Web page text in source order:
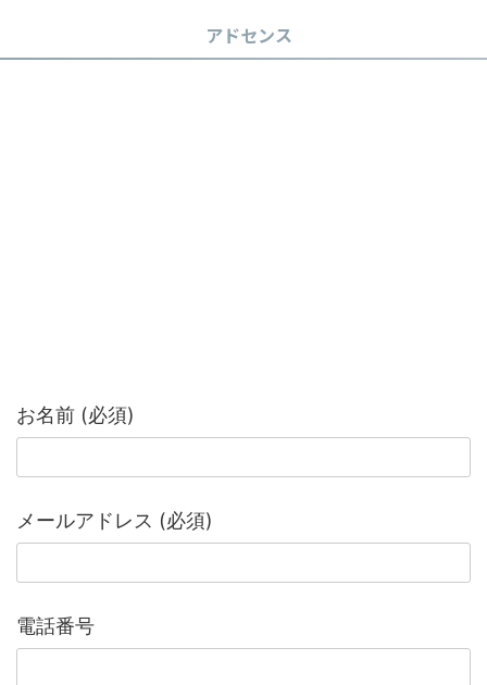
アドセンス
お名前 (必須)
メールアドレス (必須)
電話番号